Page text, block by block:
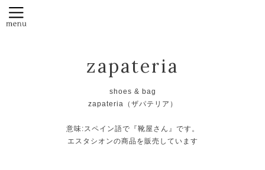
zapateria
shoes & bag
zapateria（ザパテリア）
意味:スペイン語で『靴屋さん』です。
エスタシオンの商品を販売しています